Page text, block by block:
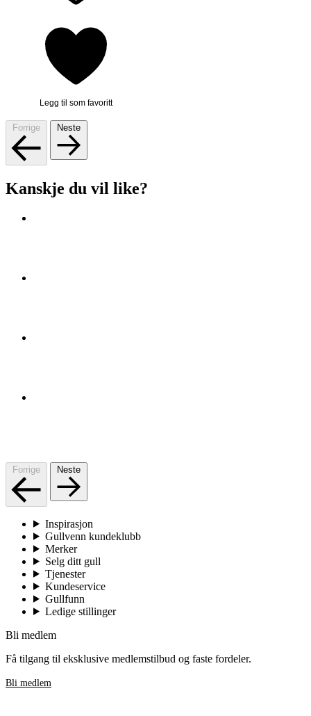
Legg til som favoritt
Forrige Neste
Kanskje du vil like?
Forrige Neste
Inspirasjon
Gullvenn kundeklubb
Merker
Selg ditt gull
Tjenester
Kundeservice
Gullfunn
Ledige stillinger
Bli medlem
Få tilgang til eksklusive medlemstilbud og faste fordeler.
Bli medlem